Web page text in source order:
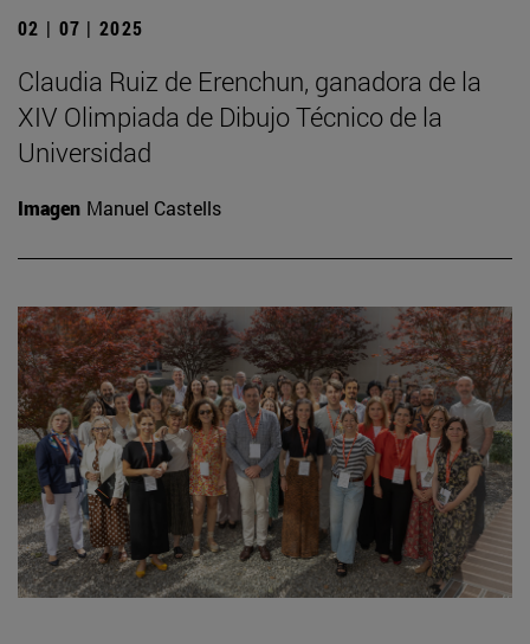
02 | 07 | 2025
Claudia Ruiz de Erenchun, ganadora de la
XIV Olimpiada de Dibujo Técnico de la
Universidad
Imagen Manuel Castells